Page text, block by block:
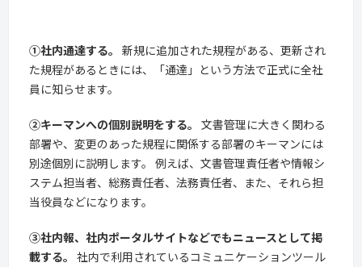
①社内通達する。 新規に追加された規程がある、更新され
た規程があるときには、「通達」という方法で正式に全社
員に知らせます。
②キーマンへの個別説明をする。 文書管理に大きく関わる
部署や、変更のあった規程に関係する部署のキーマンには
別途個別に説明します。 例えば、文書管理責任者や情報シ
ステム担当者、総務責任者、法務責任者、また、それら担
当役員などになります。
③社内報、社内ポータルサイトなどでもニュースとして掲
載する。 社内で利用されているコミュニケーションツール